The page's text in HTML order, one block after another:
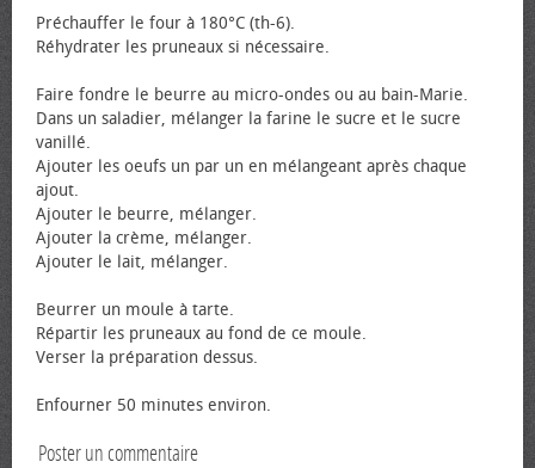
Préchauffer le four à 180°C (th-6).
Réhydrater les pruneaux si nécessaire.
Faire fondre le beurre au micro-ondes ou au bain-Marie.
Dans un saladier, mélanger la farine le sucre et le sucre
vanillé.
Ajouter les œufs un par un en mélangeant après chaque
ajout.
Ajouter le beurre, mélanger.
Ajouter la crème, mélanger.
Ajouter le lait, mélanger.
Beurrer un moule à tarte.
Répartir les pruneaux au fond de ce moule.
Verser la préparation dessus.
Enfourner 50 minutes environ.
Poster un commentaire